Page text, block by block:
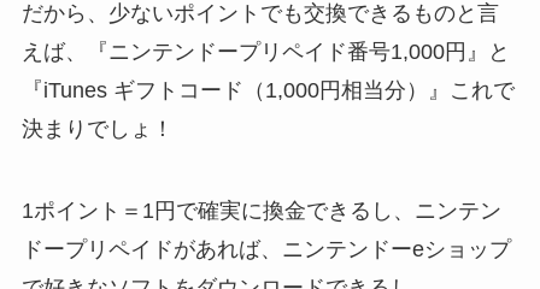
だから、少ないポイントでも交換できるものと言
えば、『ニンテンドープリペイド番号1,000円』と
『iTunes ギフトコード（1,000円相当分）』これで
決まりでしょ！
1ポイント＝1円で確実に換金できるし、ニンテン
ドープリペイドがあれば、ニンテンドーeショップ